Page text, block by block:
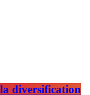
diversification